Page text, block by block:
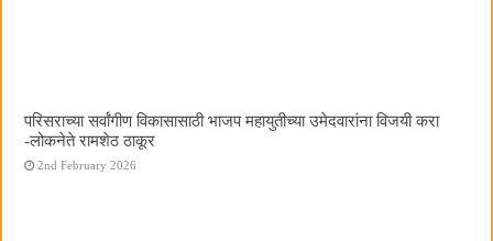
परिसराच्या सर्वांगीण विकासासाठी भाजप महायुतीच्या उमेदवारांना विजयी करा
-लोकनेते रामशेठ ठाकूर
2nd February 2026